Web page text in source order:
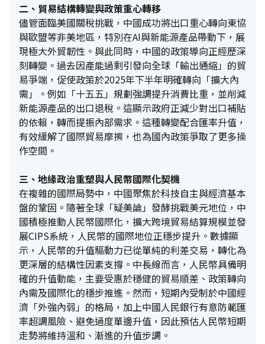
二、貿易結構轉變與政策重心轉移
儘管面臨美國關稅挑戰，中國成功將出口重心轉向東協
與歐盟等非美地區，特別在AI與新能源產品帶動下，展
現極大外貿韌性。與此同時，中國的政策導向正經歷深
刻轉變。過去因產能過剩引發向全球「輸出通縮」的貿
易爭端，促使政策於2025年下半年明確轉向「擴大內
需」。例如「十五五」規劃強調提升消費比重，並削減
新能源產品的出口退稅。這顯示政府正減少對出口補貼
的依賴，轉而提振內部需求。這種轉變配合匯率升值，
有效緩解了國際貿易摩擦，也為國內政策爭取了更多操
作空間。
三、地緣政治重塑與人民幣國際化契機
在複雜的國際局勢中，中國聚焦於科技自主與經濟基本
盤的鞏固。隨著全球「疑美論」發酵挑戰美元地位，中
國積極推動人民幣國際化，擴大跨境貿易結算規模並發
展CIPS系統，人民幣的國際地位正穩步提升。數據顯
示，人民幣的升值驅動力已從單純的利差交易，轉化為
更深層的結構性因素支撐。中長線而言，人民幣具備明
確的升值動能，主要受惠於穩健的貿易順差、政策轉向
內需及國際化的穩步推進。然而，短期內受制於中國經
濟「外強內弱」的格局，加上中國人民銀行有意防範匯
率超調風險、避免過度單邊升值，因此預估人民幣短期
走勢將維持溫和、漸進的升值步調。